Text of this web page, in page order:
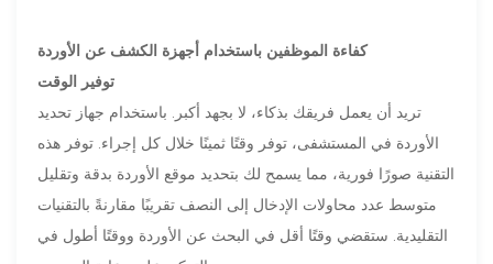
كفاءة الموظفين باستخدام أجهزة الكشف عن الأوردة
توفير الوقت
تريد أن يعمل فريقك بذكاء، لا بجهد أكبر. باستخدام جهاز تحديد
الأوردة في المستشفى، توفر وقتًا ثمينًا خلال كل إجراء. توفر هذه
التقنية صورًا فورية، مما يسمح لك بتحديد موقع الأوردة بدقة وتقليل
متوسط ​​عدد محاولات الإدخال إلى النصف تقريبًا مقارنةً بالتقنيات
التقليدية. ستقضي وقتًا أقل في البحث عن الأوردة ووقتًا أطول في